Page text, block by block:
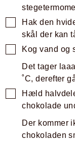
Hak den
skål der kan
Kog vand og
Det tager
˚C, derefter
Hæld
chokolade
Der kommer
chokoladen